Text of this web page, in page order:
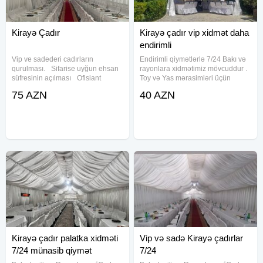
Kirayə Çadır
Vip ve sadederi cadırların
qurulması. Sifarise uyğun ehsan
süfresinin açılması Ofisiant
qaşıq Stol stul Samavar Defn
75 AZN
Kirayə çadır vip xidmət daha
endirimli
Endirimli qiymətlərlə 7/24 Bakı və
rayonlara xidmətimiz mövcuddur .
Toy və Yas mərasimləri üçün
çadırlar var. Məclisləriniz üçün
40 AZN
Kirayə çadır palatka xidməti
7/24 münasib qiymət
Vip və sadə Kirayə çadırlar
7/24